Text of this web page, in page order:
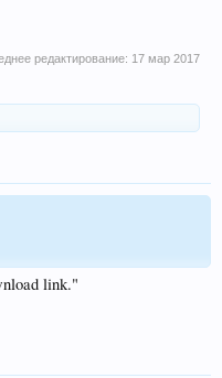
редактирование: 17 мар 2017
link."